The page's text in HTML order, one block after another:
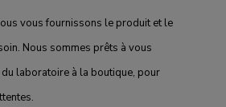
vous fournissons le produit et le
Nous sommes prêts à vous
laboratoire à la boutique, pour